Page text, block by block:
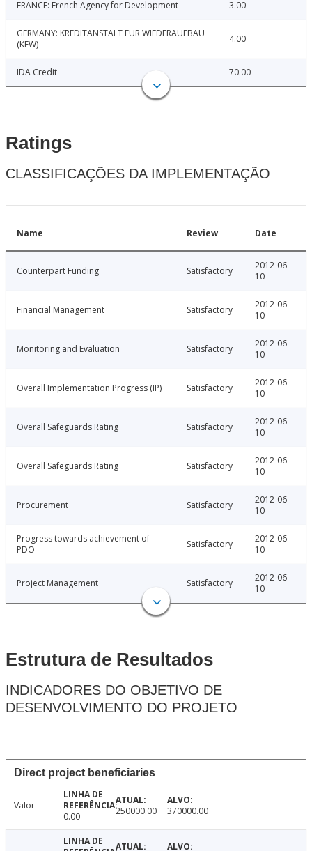
FRANCE: French Agency for Development 3.00
GERMANY: KREDITANSTALT FUR WIEDERAUFBAU
(KFW)
4.00
IDA Credit 70.00
Ratings
CLASSIFICAÇÕES DA IMPLEMENTAÇÃO
Name Review Date
Counterpart Funding Satisfactory
2012-06-
10
Financial Management Satisfactory
2012-06-
10
Monitoring and Evaluation Satisfactory
2012-06-
10
Overall Implementation Progress (IP) Satisfactory
2012-06-
10
Overall Safeguards Rating Satisfactory
2012-06-
10
Overall Safeguards Rating Satisfactory
2012-06-
10
Procurement Satisfactory
2012-06-
10
Progress towards achievement of
PDO
Satisfactory
2012-06-
10
Project Management Satisfactory
2012-06-
10
Estrutura de Resultados
INDICADORES DO OBJETIVO DE
DESENVOLVIMENTO DO PROJETO
Direct project beneficiaries
Valor
0.00
250000.00 370000.00